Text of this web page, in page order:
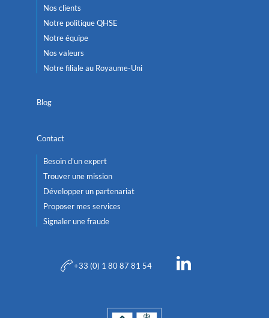
Nos clients
Notre politique QHSE
Notre équipe
Nos valeurs
Notre filiale au Royaume-Uni
Blog
Contact
Besoin d'un expert
Trouver une mission
Développer un partenariat
Proposer mes services
Signaler une fraude
+33 (0) 1 80 87 81 54